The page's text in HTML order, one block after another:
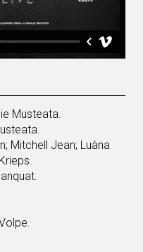
Musteata.
Mitchell Jean; Luàna